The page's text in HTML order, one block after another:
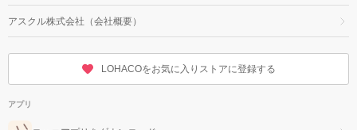
アスクル株式会社（会社概要）
LOHACOをお気に入りストアに登録する
アプリ